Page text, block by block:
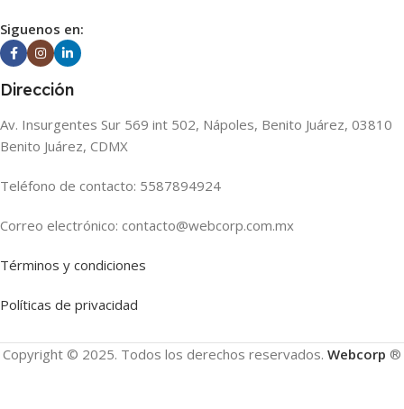
Siguenos en:
Dirección
Av. Insurgentes Sur 569 int 502, Nápoles, Benito Juárez, 03810
Benito Juárez, CDMX
Teléfono de contacto: 5587894924
Correo electrónico: contacto@webcorp.com.mx
Términos y condiciones
Políticas de privacidad
Copyright © 2025. Todos los derechos reservados. Webcorp ®